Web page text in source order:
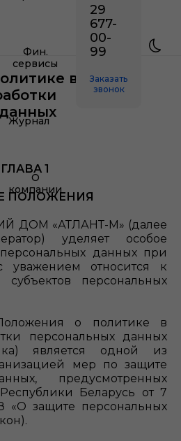
Фин.
сервисы
Журнал
О
компании
29
677-
00-
99
Заказать
звонок
в
ГЛАВА 1
ПОЛОЖЕНИЯ
ДОМ «АТЛАНТ-М» (далее
уделяет особое
данных при
уважением относится к
персональных
о политике в
персональных данных
является одной из
мер по защите
предусмотренных
Беларусь от 7
«О защите персональных